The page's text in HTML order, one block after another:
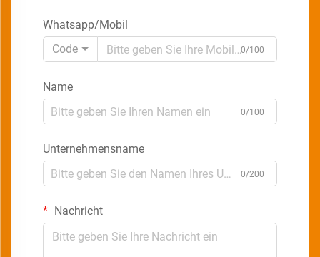
Whatsapp/Mobil
Code
0/100
Name
0/100
Unternehmensname
0/200
Nachricht